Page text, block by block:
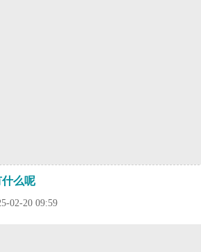
么呢
02-20 09:59